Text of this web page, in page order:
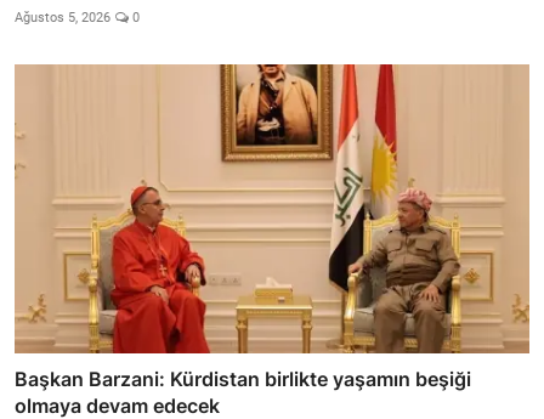
Ağustos 5, 2026 0
Başkan Barzani: Kürdistan birlikte yaşamın beşiği
olmaya devam edecek